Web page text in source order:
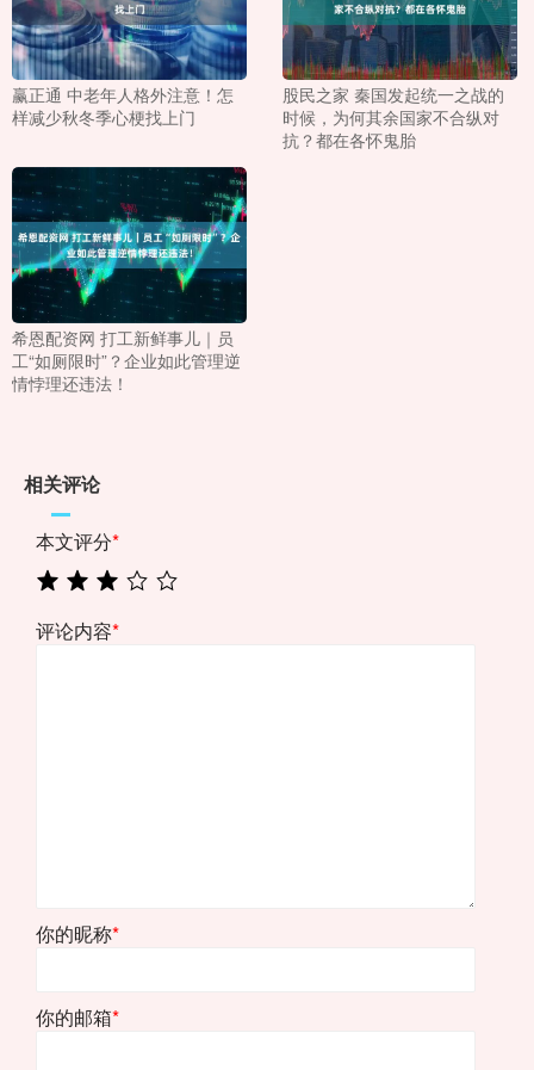
赢正通 中老年人格外注意！怎
样减少秋冬季心梗找上门
股民之家 秦国发起统一之战的
时候，为何其余国家不合纵对
抗？都在各怀鬼胎
希恩配资网 打工新鲜事儿｜员
工“如厕限时”？企业如此管理逆
情悖理还违法！
相关评论
本文评分*
评论内容*
你的昵称*
你的邮箱*